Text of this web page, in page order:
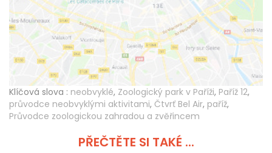
Klíčová slova : neobvyklé, Zoologický park v Paříži, Paříž 12,
průvodce neobvyklými aktivitami, Čtvrť Bel Air, paříž,
Průvodce zoologickou zahradou a zvěřincem
PŘEČTĚTE SI TAKÉ ...